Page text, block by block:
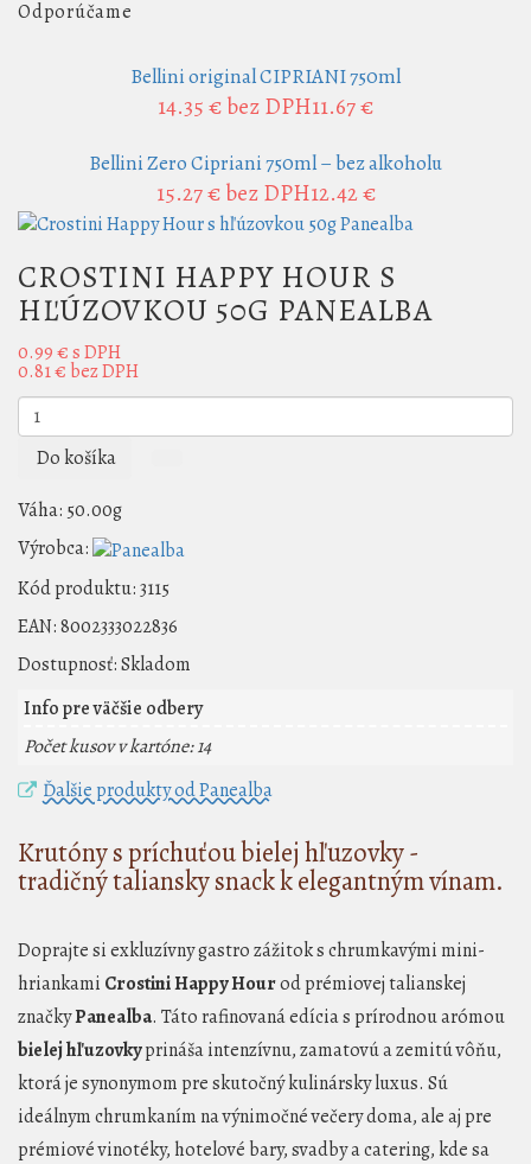
Odporúčame
Bellini original CIPRIANI 750ml
14.35 €bez DPH11.67 €
Bellini Zero Cipriani 750ml – bez alkoholu
15.27 € bez DPH12.42 €
CROSTINI HAPPY HOUR S
HĽÚZOVKOU 50G PANEALBA
0.99 €s DPH
0.81 € bez DPH
Do košíka
Váha: 50.00g
Výrobca:
Kód produktu:3115
EAN:8002333022836
Dostupnosť:Skladom
Info pre väčšie odbery
Počet kusov v kartóne: 14
Ďalšie produkty od Panealba
Krutóny s príchuťou bielej hľuzovky -
tradičný taliansky snack k elegantným vínam.
Doprajte si exkluzívny gastro zážitok s chrumkavými mini-
hriankami Crostini Happy Hourod prémiovej talianskej
značkyPanealba. Táto rafinovaná edícia s prírodnou arómou
bielej hľuzovkyprináša intenzívnu, zamatovú a zemitú vôňu,
ktorá je synonymom pre skutočný kulinársky luxus. Sú
ideálnym chrumkaním na výnimočné večery doma, ale aj pre
prémiové vinotéky, hotelové bary, svadby a catering, kde sa